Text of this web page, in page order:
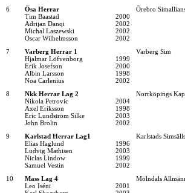
6
Ösa Herrar
Örebro
Tim Baastad
2000
Adrijan Danqi
2002
Michal Laszewski
2002
Oscar Wilhelmsson
2002
7
Varberg Herrar 1
Varberg Sim
Hjalmar Löfvenborg
1999
Erik Josefson
2000
Albin Larsson
1998
Noa Carlenius
2002
8
Nkk Herrar Lag 2
Norrköpings
Nikola Petrovic
2004
Axel Eriksson
1998
Eric Lundström Silke
2003
John Brolin
2002
9
Karlstad Herrar Lag1
Karlstads
Elias Haglund
1996
Ludvig Mathisen
2003
Niclas Lindow
1999
Samuel Vestin
2002
10
Mass Lag 4
Mölndals
Leo Iséni
2001